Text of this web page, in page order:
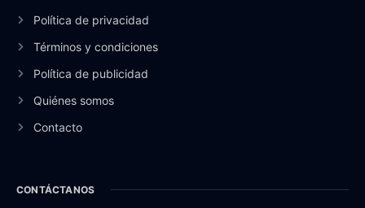
Política de privacidad
Términos y condiciones
Política de publicidad
Quiénes somos
Contacto
CONTÁCTANOS